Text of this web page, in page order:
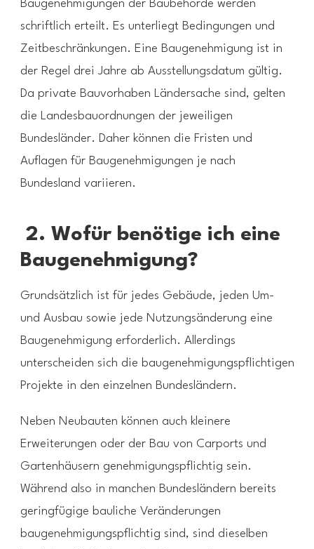
Baugenehmigungen der Baubehörde werden
schriftlich erteilt. Es unterliegt Bedingungen und
Zeitbeschränkungen. Eine Baugenehmigung ist in
der Regel drei Jahre ab Ausstellungsdatum gültig.
Da private Bauvorhaben Ländersache sind, gelten
die Landesbauordnungen der jeweiligen
Bundesländer. Daher können die Fristen und
Auflagen für Baugenehmigungen je nach
Bundesland variieren.
2. Wofür benötige ich eine
Baugenehmigung?
Grundsätzlich ist für jedes Gebäude, jeden Um-
und Ausbau sowie jede Nutzungsänderung eine
Baugenehmigung erforderlich. Allerdings
unterscheiden sich die baugenehmigungspflichtigen
Projekte in den einzelnen Bundesländern.
Neben Neubauten können auch kleinere
Erweiterungen oder der Bau von Carports und
Gartenhäusern genehmigungspflichtig sein.
Während also in manchen Bundesländern bereits
geringfügige bauliche Veränderungen
baugenehmigungspflichtig sind, sind dieselben